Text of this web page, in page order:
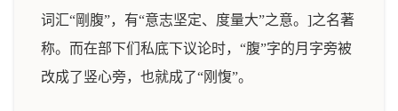
词汇“剛腹”，有“意志坚定、度量大”之意。]之名著
称。而在部下们私底下议论时，“腹”字的月字旁被
改成了竖心旁，也就成了“刚愎”。